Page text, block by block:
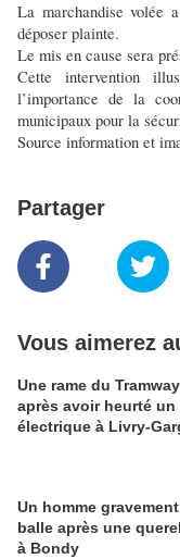
La marchandise volée
déposer plainte.
Le mis en cause sera
Cette intervention
l’importance de la
municipaux pour la
Source information et
Partager
Vous aimerez
Une rame du
après avoir heurté
électrique à Livry-
Un homme
balle après une
à Bondy